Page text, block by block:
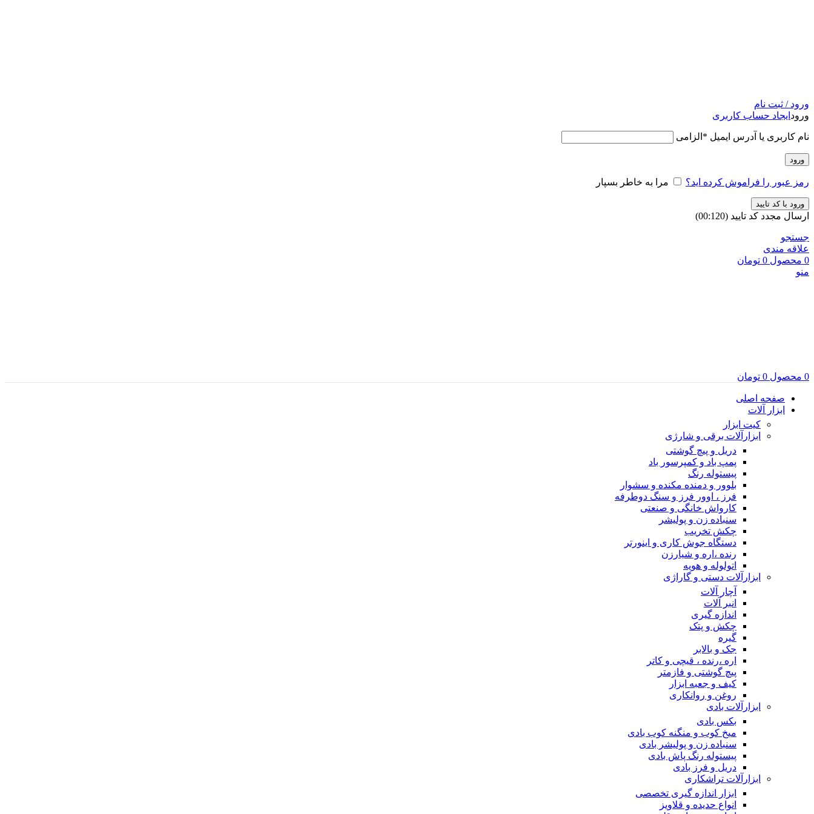
ورود / ثبت نام
ورود ایجاد حساب کاربری
نام کاربری یا آدرس ایمیل * الزامی
ورود
رمز عبور را فراموش کرده اید؟ مرا به خاطر بسپار
ورود با کد تایید
ارسال مجدد کد تایید (00:
120
)
جستجو
علاقه مندی
0 محصول 0 تومان
منو
0 محصول 0 تومان
صفحه اصلی
ابزار آلات
کیت ابزار
ابزارآلات برقی و شارژی
دریل و پیچ گوشتی
پمپ باد و کمپرسور باد
پیستوله رنگ
بلوور و دمنده مکنده و سشوار
فرز ، اوور فرز و سنگ دوطرفه
کارواش خانگی و صنعتی
سنباده زن و پولیشر
چکش تخریب
دستگاه جوش کاری و اینورتر
رنده ،اره و شیارزن
اتولوله و هویه
ابزارآلات دستی و گاراژی
آچار آلات
انبر آلات
اندازه گیری
چکش و پتک
گیره
جک و بالابر
اره ،رنده ، قیچی و کاتر
پیچ گوشتی و فازمتر
کیف و جعبه ابزار
روغن و روانکاری
ابزارآلات بادی
بکس بادی
میخ کوب و منگنه کوب بادی
سنباده زن و پولیشر بادی
پیستوله رنگ پاش بادی
دریل و فرز بادی
ابزارآلات تراشکاری
ابزار اندازه گیری تخصصی
انواع حدیده و قلاویز